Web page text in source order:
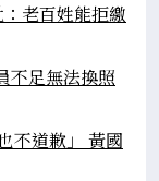
老百姓能拒繳
不足無法換照
不道歉」 黃國